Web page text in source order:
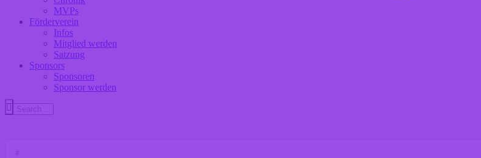
MVPs
Förderverein
Infos
Mitglied werden
Satzung
Sponsors
Sponsoren
Sponsor werden